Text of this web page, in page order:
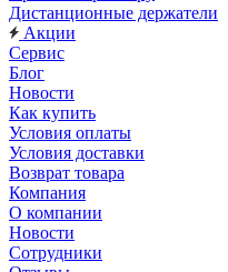
Дистанционные держатели
Акции
Сервис
Блог
Новости
Как купить
Условия оплаты
Условия доставки
Возврат товара
Компания
О компании
Новости
Сотрудники